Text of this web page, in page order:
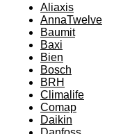
Aliaxis
AnnaTwelve
Baumit
Baxi
Bien
Bosch
BRH
Climalife
Comap
Daikin